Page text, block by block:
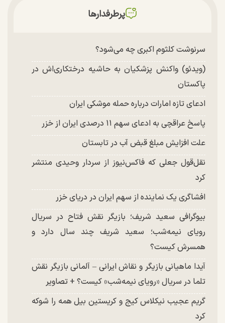
پرطرفدارها
سرنوشت کلثوم اکبری چه می‌شود؟
(ویدئو) واکنش پزشکیان به حاشیه درختکاری‌اش در
پاکستان
ادعای تازه امارات درباره حمله موشکی ایران
پاسخ عراقچی به ادعای سهم ۱۱ درصدی ایران از خزر
علت افزایش مبلغ قبض آب در تابستان
نقل‌قول جعلی که فاکس‌نیوز از سردار وحیدی منتشر
کرد
افشاگری یک نماینده از سهم ایران در دریای خزر
بیوگرافی سعید شریف؛ بازیگر نقش فتاح در سریال
رویای نیمه‌شب؛ سعید شریف چند سال دارد و
همسرش کیست؟
آیدا ماهیانی بازیگر و نقاش ایرانی – آلمانی بازیگر نقش
تلما در سریال «رویای نیمه‌شب» کیست؟ + تصاویر
گریم عجیب نیکلاس کیج و کریستین بیل همه را شوکه
کرد